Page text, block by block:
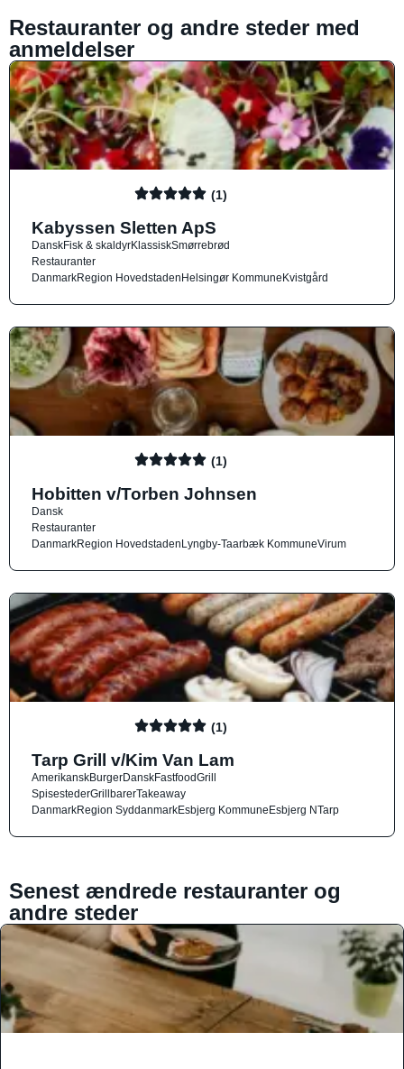
Restauranter og andre steder med
anmeldelser
(1)
Kabyssen Sletten ApS
DanskFisk & skaldyrKlassiskSmørrebrød
Restauranter
DanmarkRegion HovedstadenHelsingør KommuneKvistgård
(1)
Hobitten v/Torben Johnsen
Dansk
Restauranter
DanmarkRegion HovedstadenLyngby-Taarbæk KommuneVirum
(1)
Tarp Grill v/Kim Van Lam
AmerikanskBurgerDanskFastfoodGrill
SpisestederGrillbarerTakeaway
DanmarkRegion SyddanmarkEsbjerg KommuneEsbjerg NTarp
Senest ændrede restauranter og
andre steder